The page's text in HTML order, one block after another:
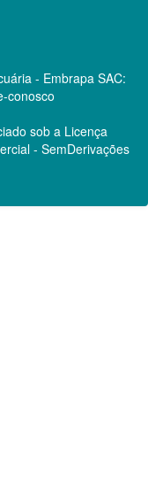
- Embrapa SAC:
conosco
sob a Licença
- SemDerivações